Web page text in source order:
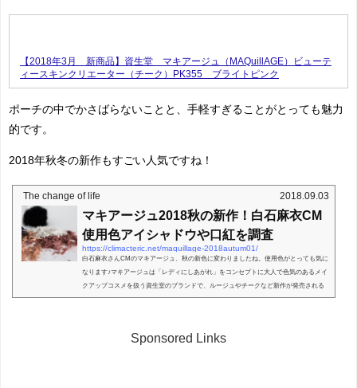
【2018年3月 新商品】資生堂 マキアージュ（MAQuillAGE）ビューテ
ィースキンクリエーター（チーク）PK355 ブライトピンク
ポーチの中でかさばらないことと、手軽すぎることがとっても魅力
的です。
2018年秋冬の新作もすごい人気ですね！
The change of life 2018.09.03
マキアージュ2018秋の新作！白石麻衣CM
使用色アイシャドウや口紅を調査
https://climacteric.net/maquillage-2018autum01/
白石麻衣さんCMのマキアージュ、秋の新色に変わりましたね。使用色がとっても気に
なります♪マキアージュは「レディにしあがれ」をコンセプトに大人で色気のあるメイ
クアップコスメを扱う資生堂のブランドで、ルージュやチークなど新作が発売される
度に、白石麻衣さん...
Sponsored Links